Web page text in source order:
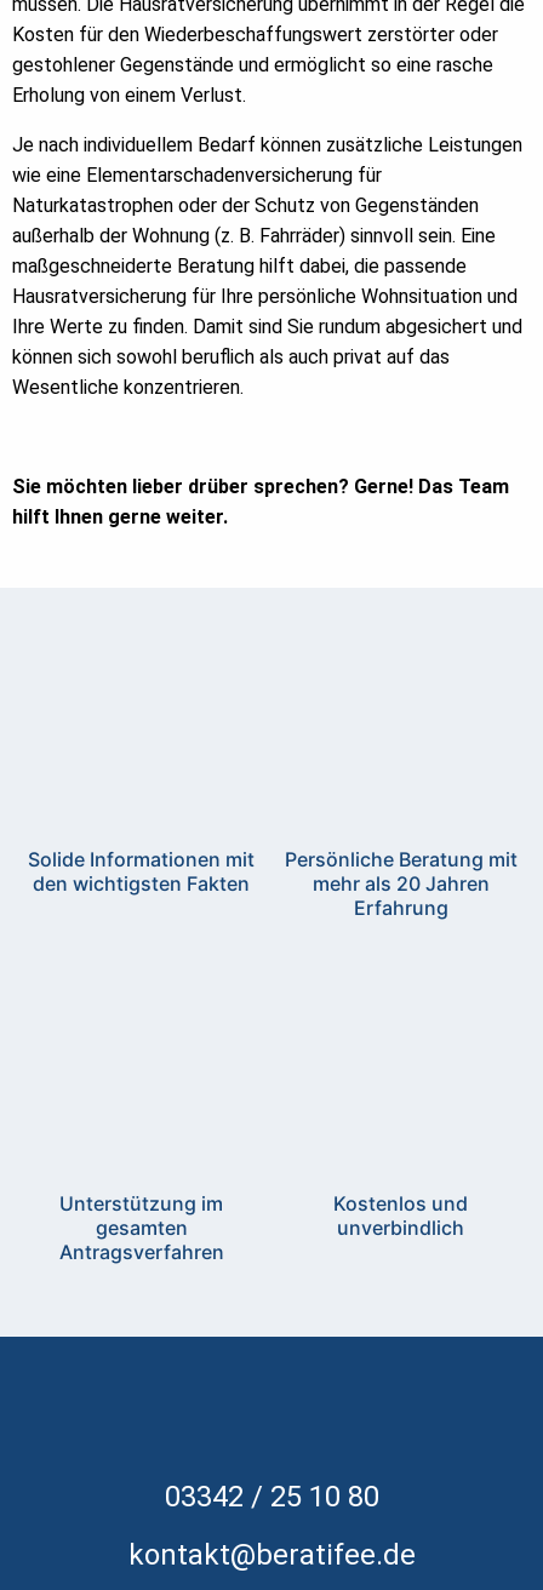
Kosten für den Wiederbeschaffungswert zerstörter oder
gestohlener Gegenstände und ermöglicht so eine rasche
Erholung von einem Verlust.
Je nach individuellem Bedarf können zusätzliche Leistungen
wie eine Elementarschadenversicherung für
Naturkatastrophen oder der Schutz von Gegenständen
außerhalb der Wohnung (z. B. Fahrräder) sinnvoll sein. Eine
maßgeschneiderte Beratung hilft dabei, die passende
Hausratversicherung für Ihre persönliche Wohnsituation und
Ihre Werte zu finden. Damit sind Sie rundum abgesichert und
können sich sowohl beruflich als auch privat auf das
Wesentliche konzentrieren.
Sie möchten lieber drüber sprechen? Gerne! Das Team
hilft Ihnen gerne weiter.
Solide Informationen mit
den wichtigsten Fakten
Persönliche Beratung mit
mehr als 20 Jahren
Erfahrung
Unterstützung im
gesamten
Antragsverfahren
Kostenlos und
unverbindlich
03342 / 25 10 80
kontakt@beratifee.de